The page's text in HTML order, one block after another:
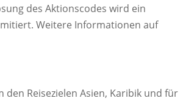
des Aktionscodes wird ein
Weitere Informationen auf
den Reisezielen Asien, Karibik und für